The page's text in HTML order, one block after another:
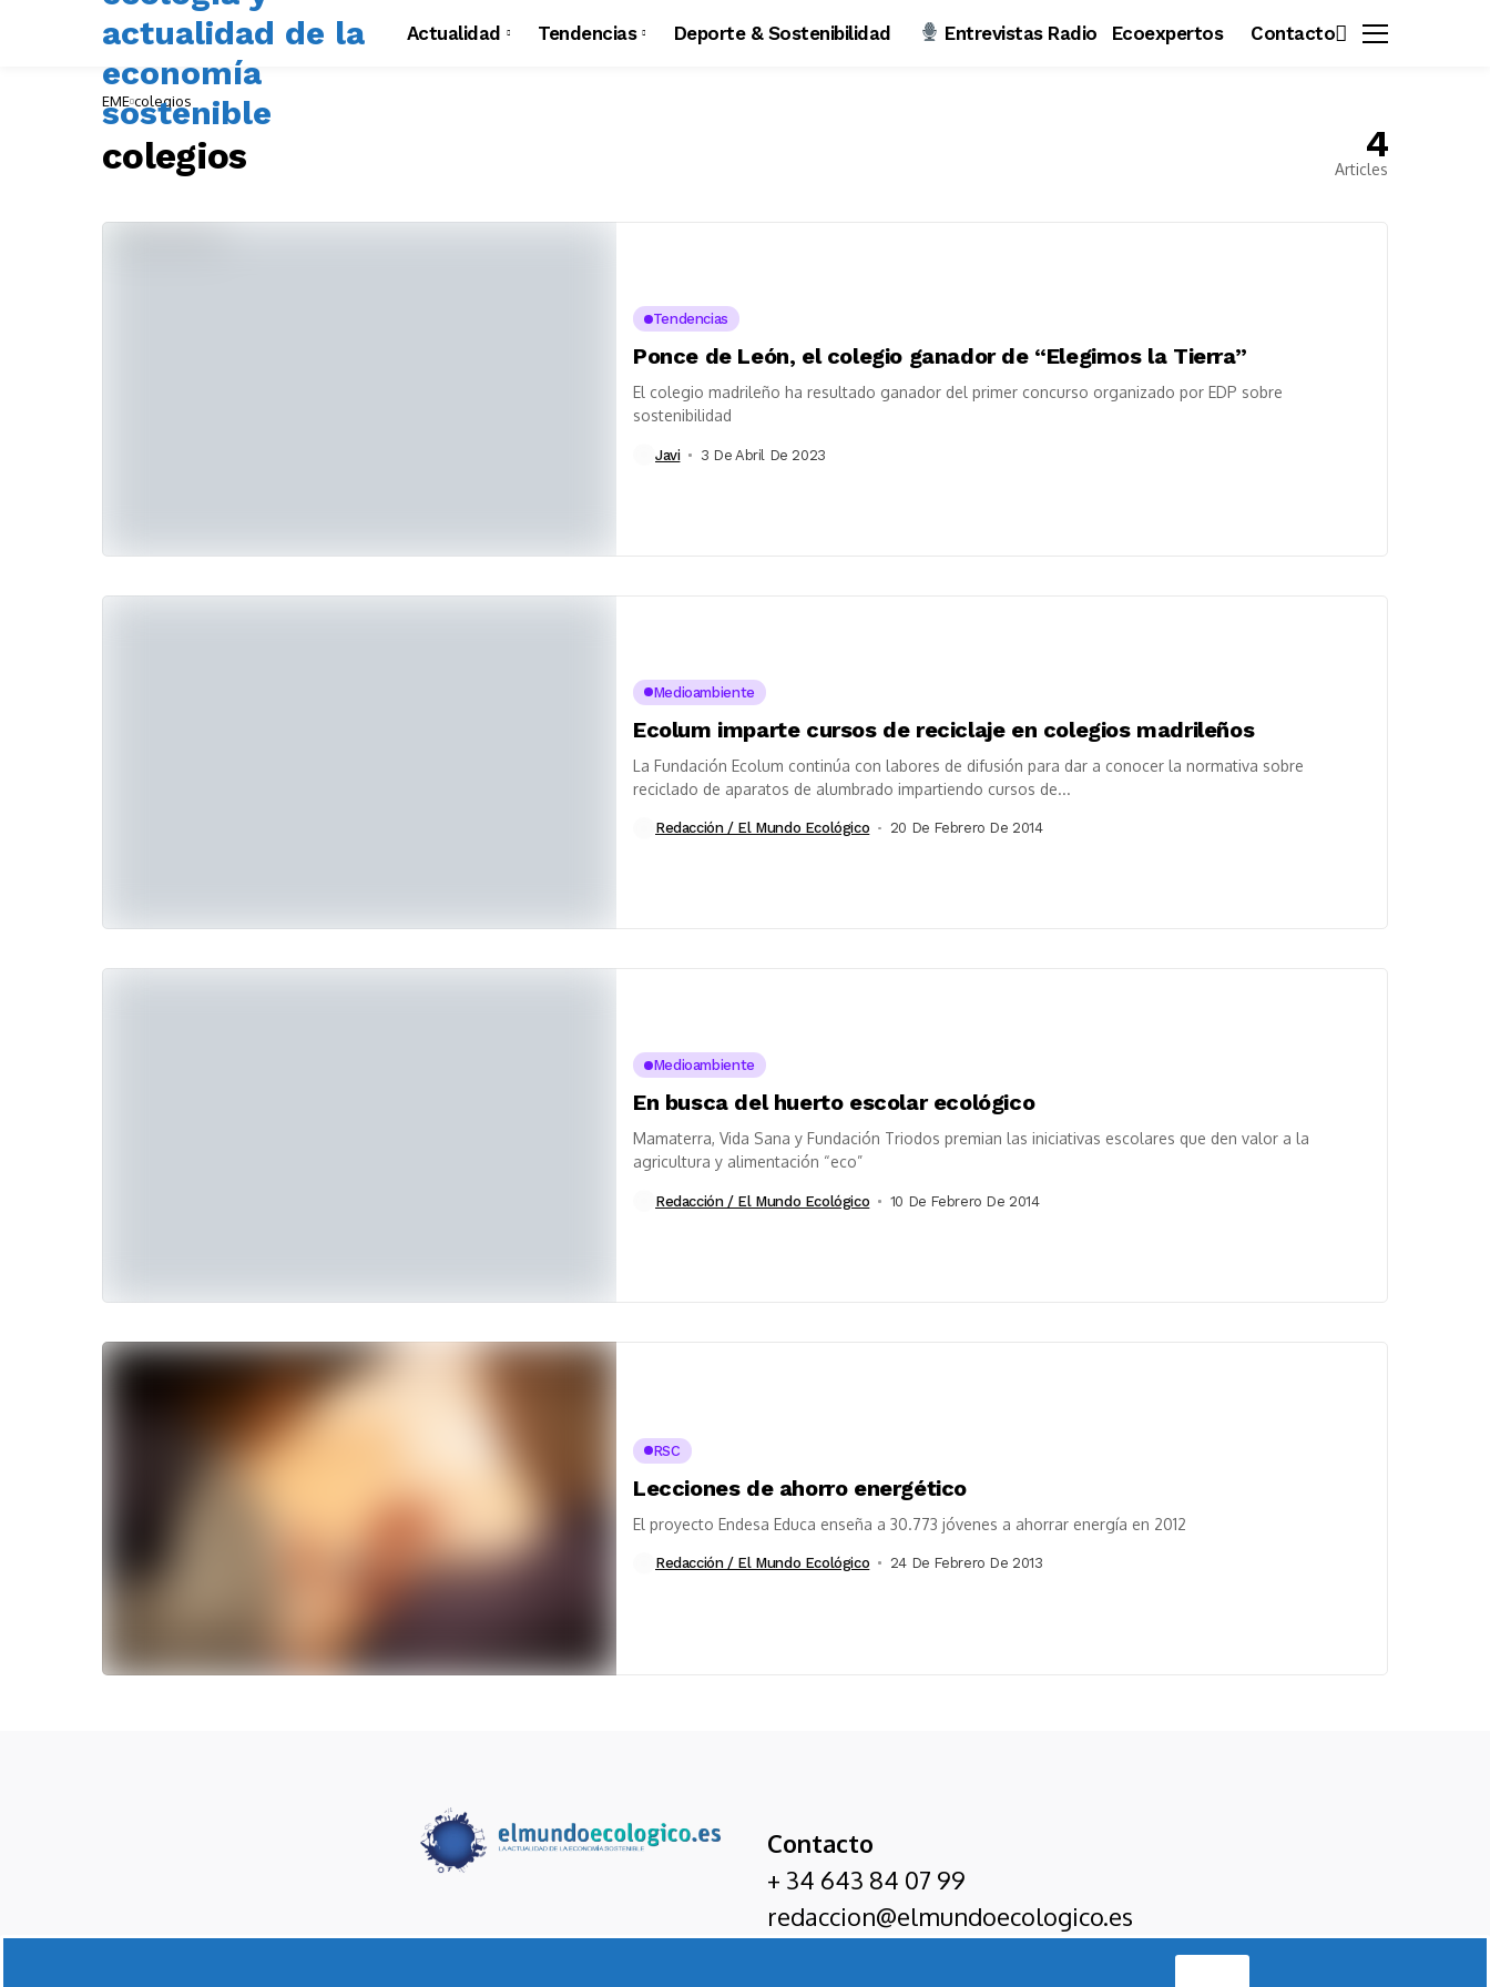
Actualidad Tendencias Deporte & Sostenibilidad Entrevistas Radio Ecoexpertos Contacto
EME colegios
colegios 4
Articles
Tendencias
Ponce de León, el colegio ganador de “Elegimos la Tierra”
El colegio madrileño ha resultado ganador del primer concurso organizado por EDP sobre
sostenibilidad
Javi 3 De Abril De 2023
Medioambiente
Ecolum imparte cursos de reciclaje en colegios madrileños
La Fundación Ecolum continúa con labores de difusión para dar a conocer la normativa sobre
reciclado de aparatos de alumbrado impartiendo cursos de...
Redacción / El Mundo Ecológico 20 De Febrero De 2014
Medioambiente
En busca del huerto escolar ecológico
Mamaterra, Vida Sana y Fundación Triodos premian las iniciativas escolares que den valor a la
agricultura y alimentación “eco”
Redacción / El Mundo Ecológico 10 De Febrero De 2014
RSC
Lecciones de ahorro energético
El proyecto Endesa Educa enseña a 30.773 jóvenes a ahorrar energía en 2012
Redacción / El Mundo Ecológico 24 De Febrero De 2013
Contacto
+ 34 643 84 07 99
redaccion@elmundoecologico.es